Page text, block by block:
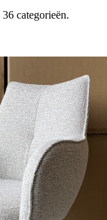
36 categorieën.